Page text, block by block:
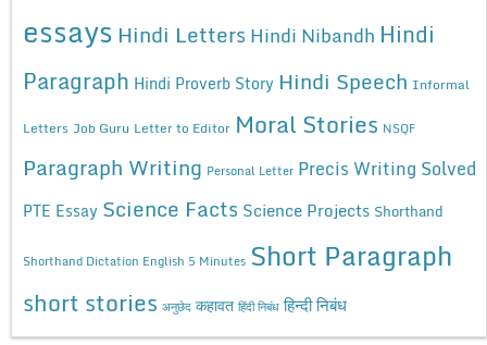
essays Hindi Letters Hindi Nibandh Hindi
Paragraph Hindi Proverb Story Hindi Speech Informal
Letters Job Guru Letter to Editor Moral Stories NSQF
Paragraph Writing Personal Letter Precis Writing Solved
PTE Essay Science Facts Science Projects Shorthand
Shorthand Dictation English 5 Minutes Short Paragraph
short stories अनुछेद कहावत हिंदी निबंध हिन्दी निबंध